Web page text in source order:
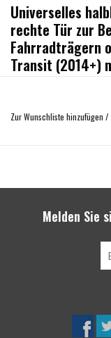
Universelles
rechte Tür zur
Fahrradträgern
Transit (2014+)
Inklusive 3 geschweißter
Zur Wunschliste hinzufügen /
Melden Sie